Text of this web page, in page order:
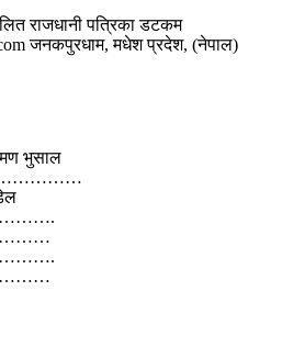
राजधानी पत्रिका डटकम
जनकपुरधाम, मधेश प्रदेश, (नेपाल)
भुसाल